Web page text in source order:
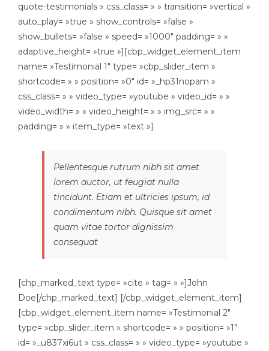
quote-testimonials » css_class= » » transition= »vertical »
auto_play= »true » show_controls= »false »
show_bullets= »false » speed= »1000″ padding= » »
adaptive_height= »true »][cbp_widget_element_item
name= »Testimonial 1″ type= »cbp_slider_item »
shortcode= » » position= »0″ id= »_hp31nopam »
css_class= » » video_type= »youtube » video_id= » »
video_width= » » video_height= » » img_src= » »
padding= » » item_type= »text »]
Pellentesque rutrum nibh sit amet
lorem auctor, ut feugiat nulla
tincidunt. Etiam et ultricies ipsum, id
condimentum nibh. Quisque sit amet
quam vitae tortor dignissim
consequat
[chp_marked_text type= »cite » tag= » »]John
Doe[/chp_marked_text] [/cbp_widget_element_item]
[cbp_widget_element_item name= »Testimonial 2″
type= »cbp_slider_item » shortcode= » » position= »1″
id= »_u837xi6ut » css_class= » » video_type= »youtube »